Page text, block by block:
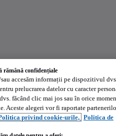
rămână confidențiale
accesăm informații pe dispozitivul
prelucrarea datelor cu caracter
făcând clic mai jos sau în orice
Aceste alegeri vor fi raportate
privind cookie-urile, Politica de